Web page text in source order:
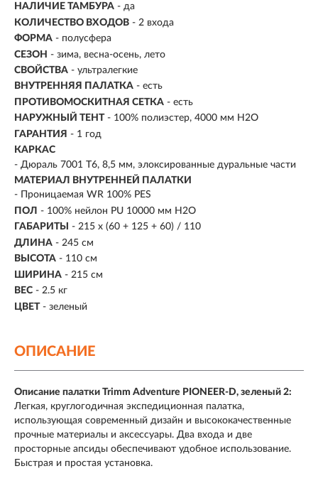
НАЛИЧИЕ ТАМБУРА - да
КОЛИЧЕСТВО ВХОДОВ - 2 входа
ФОРМА - полусфера
СЕЗОН - зима, весна-осень, лето
СВОЙСТВА - ультралегкие
ВНУТРЕННЯЯ ПАЛАТКА - есть
ПРОТИВОМОСКИТНАЯ СЕТКА - есть
НАРУЖНЫЙ ТЕНТ - 100% полиэстер, 4000 мм H2O
ГАРАНТИЯ - 1 год
КАРКАС
- Дюраль 7001 T6, 8,5 мм, элоксированные дуральные части
МАТЕРИАЛ ВНУТРЕННЕЙ ПАЛАТКИ
- Проницаемая WR 100% PES
ПОЛ - 100% нейлон PU 10000 мм H2O
ГАБАРИТЫ
- 215 x (60 + 125 + 60) / 110
ДЛИНА - 245 см
ВЫСОТА - 110 см
ШИРИНА - 215 см
ВЕС - 2.5 кг
ЦВЕТ - зеленый
ОПИСАНИЕ
Описание палатки Trimm Adventure PIONEER-D, зеленый 2:
Легкая, круглогодичная экспедиционная палатка,
использующая современный дизайн и высококачественные
прочные материалы и аксессуары. Два входа и две
просторные апсиды обеспечивают удобное использование.
Быстрая и простая установка.